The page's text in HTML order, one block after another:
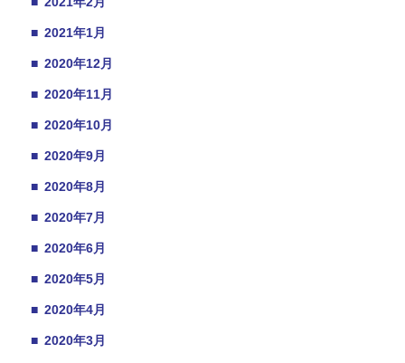
■ 2021年1月
■ 2020年12月
■ 2020年11月
■ 2020年10月
■ 2020年9月
■ 2020年8月
■ 2020年7月
■ 2020年6月
■ 2020年5月
■ 2020年4月
■ 2020年3月